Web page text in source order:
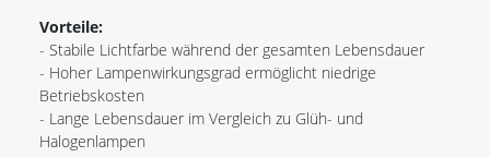
Vorteile:
- Stabile Lichtfarbe während der gesamten Lebensdauer
- Hoher Lampenwirkungsgrad ermöglicht niedrige
Betriebskosten
- Lange Lebensdauer im Vergleich zu Glüh- und
Halogenlampen